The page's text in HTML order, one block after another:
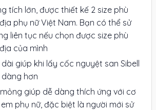
tích lớn, được thiết kế 2 size phù
phụ nữ Việt Nam. Bạn có thể sử
liên tục nếu chọn được size phù
của mình
giúp khi lấy cốc nguyệt san Sibell
hơn
giúp dễ dàng thích ứng với cơ
phụ nữ, đặc biệt là người mới sử